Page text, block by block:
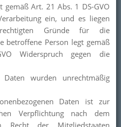
gemäß Art. 21 Abs. 1 DS-GVO
ein, und es liegen
Gründe für die
betroffene Person legt gemäß
Widerspruch gegen die
Daten wurden unrechtmäßig
Daten ist zur
Verpflichtung nach dem
Recht der Mitgliedstaaten